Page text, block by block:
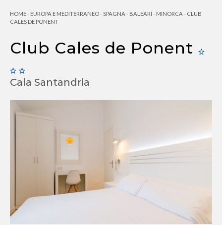
HOME- EUROPA E MEDITERRANEO- SPAGNA - BALEARI - MINORCA - CLUB
CALES DE PONENT
Club Cales de Ponent
Cala Santandria